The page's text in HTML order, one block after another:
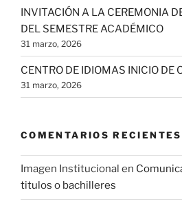
INVITACIÓN A LA CEREMONIA
DEL SEMESTRE ACADÉMICO
31 marzo, 2026
CENTRO DE IDIOMAS INICIO DE
31 marzo, 2026
COMENTARIOS RECIENTES
Imagen Institucional en
titulos o bachilleres